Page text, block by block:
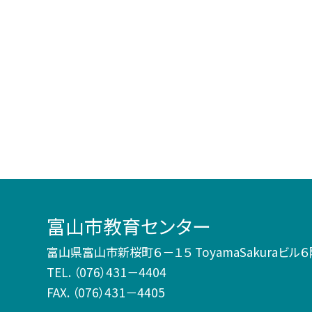
富山市教育センター
富山県富山市新桜町６－１５ ToyamaSakuraビル
TEL. （076）431－4404
FAX. （076）431－4405